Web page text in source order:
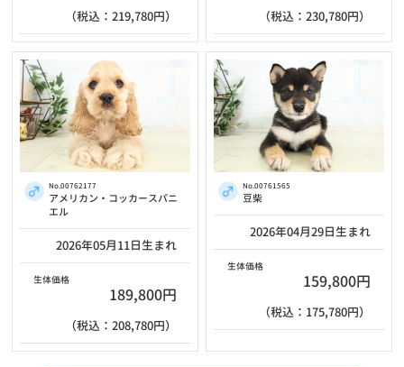
（税込：219,780円） （税込：230,780円）
No.00762177
アメリカン・コッカースパニ
エル
2026年05月11日生まれ
生体価格
189,800円
（税込：208,780円）
No.00761565
豆柴
2026年04月29日生まれ
生体価格
159,800円
（税込：175,780円）